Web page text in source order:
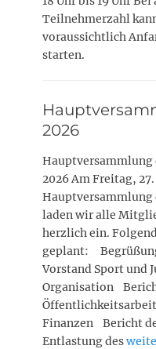
Teilnehmerzahl
voraussichtlich
starten.
2026
Hauptversammlung
2026 Am Freitag,
Hauptversammlung
laden wir alle
herzlich ein.
geplant:
Vorstand Sport und
Organisation
Finanzen Bericht
Entlastung des